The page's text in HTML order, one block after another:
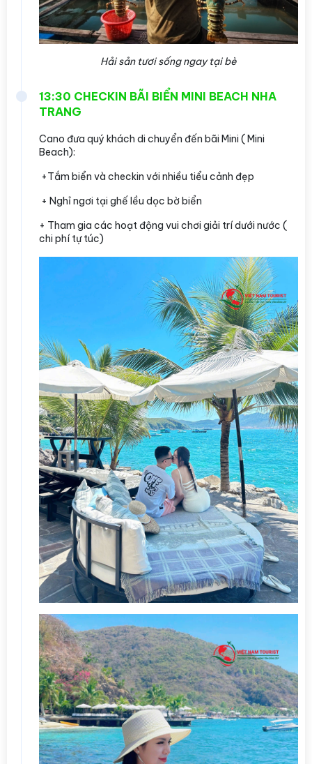
Hải sản tươi sống ngay tại bè
13:30 CHECKIN BÃI BIỂN MINI BEACH NHA
TRANG
Cano đưa quý khách di chuyển đến bãi Mini ( Mini
Beach):
+Tắm biển và checkin với nhiều tiểu cảnh đẹp
+ Nghỉ ngơi tại ghế lều dọc bờ biển
+ Tham gia các hoạt động vui chơi giải trí dưới nước (
chi phí tự túc)